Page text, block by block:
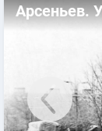
Арсеньев.